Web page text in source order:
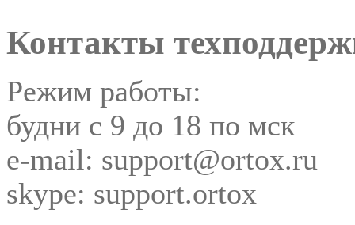
Контакты
Режим работы:
будни с 9 до 18 по мск
e-mail: support@ortox.ru
skype: support.ortox